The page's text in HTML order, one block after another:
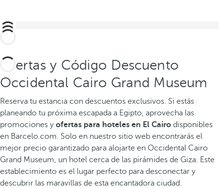
Ofertas y Código Descuento
Occidental Cairo Grand Museum
Reserva tu estancia con descuentos exclusivos. Si estás
planeando tu próxima escapada a Egipto, aprovecha las
promociones y ofertas para hoteles en El Cairo disponibles
en Barcelo.com. Solo en nuestro sitio web encontrarás el
mejor precio garantizado para alojarte en Occidental Cairo
Grand Museum, un hotel cerca de las pirámides de Giza. Este
establecimiento es el lugar perfecto para desconectar y
descubrir las maravillas de esta encantadora ciudad.